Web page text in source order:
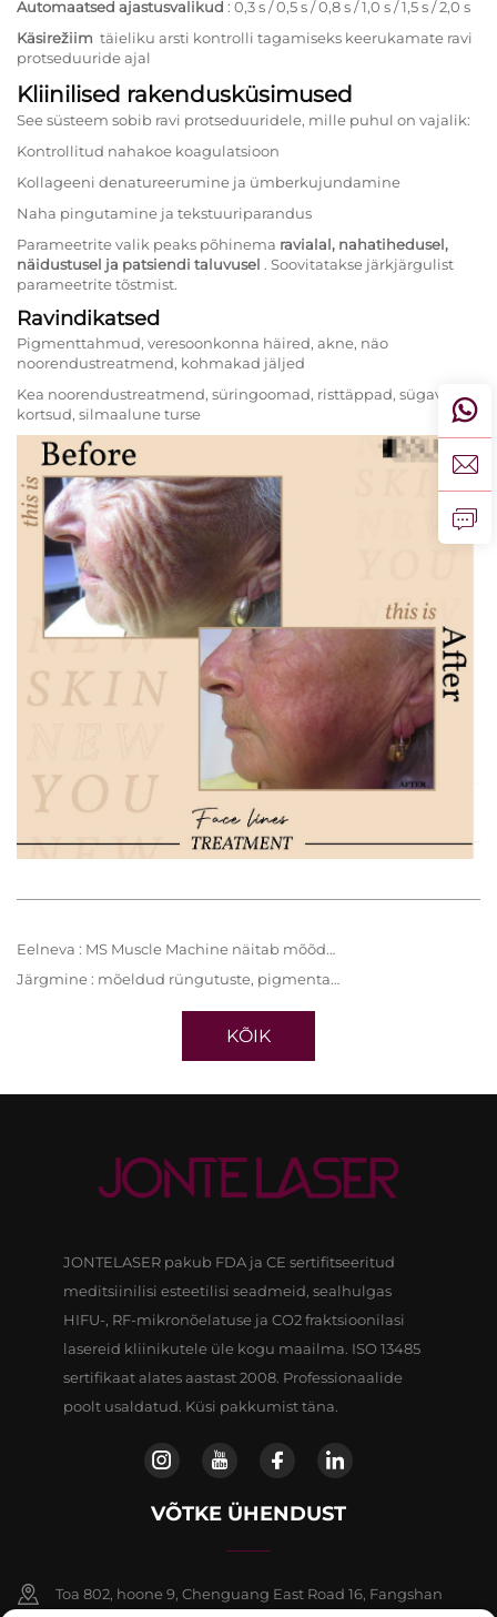
Automaatsed ajastusvalikud : 0,3 s / 0,5 s / 0,8 s / 1,0 s / 1,5 s / 2,0 s
Käsirežiim täieliku arsti kontrolli tagamiseks keerukamate ravi
protseduuride ajal
Kliinilised rakendusküsimused
See süsteem sobib ravi protseduuridele, mille puhul on vajalik:
Kontrollitud nahakoe koagulatsioon
Kollageeni denatureerumine ja ümberkujundamine
Naha pingutamine ja tekstuuriparandus
Parameetrite valik peaks põhinema ravialal, nahatihedusel,
näidustusel ja patsiendi taluvusel . Soovitatakse järkjärgulist
parameetrite tõstmist.
Ravindikatsed
Pigmenttahmud, veresoonkonna häired, akne, näo
noorendustreatmend, kohmakad jäljed
Kea noorendustreatmend, süringoomad, risttäppad, sügavad
kortsud, silmaalune turse
Eelneva : MS Muscle Machine näitab mõõdetavaid parandusi lihaste toonuses, pingelisuses ja keha kontuuris
Järgmine : mõeldud rüngutuste, pigmentatsioonimuutuste ja nahapinnase taastamiseks
KÕIK
JONTELASER pakub FDA ja CE sertifitseeritud
meditsiinilisi esteetilisi seadmeid, sealhulgas
HIFU-, RF-mikronõelatuse ja CO2 fraktsioonilasi
lasereid kliinikutele üle kogu maailma. ISO 13485
sertifikaat alates aastast 2008. Professionaalide
poolt usaldatud. Küsi pakkumist täna.
VÕTKE ÜHENDUST
Toa 802, hoone 9, Chenguang East Road 16, Fangshan